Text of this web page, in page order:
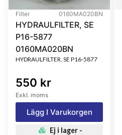
Filter 0160MA020BN
HYDRAULFILTER, SE
P16-5877
0160MA020BN
HYDRAULFILTER, SE P16-5877
550 kr
Exkl. moms
Lägg I Varukorgen
Ej i lager -